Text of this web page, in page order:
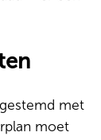
met
moet